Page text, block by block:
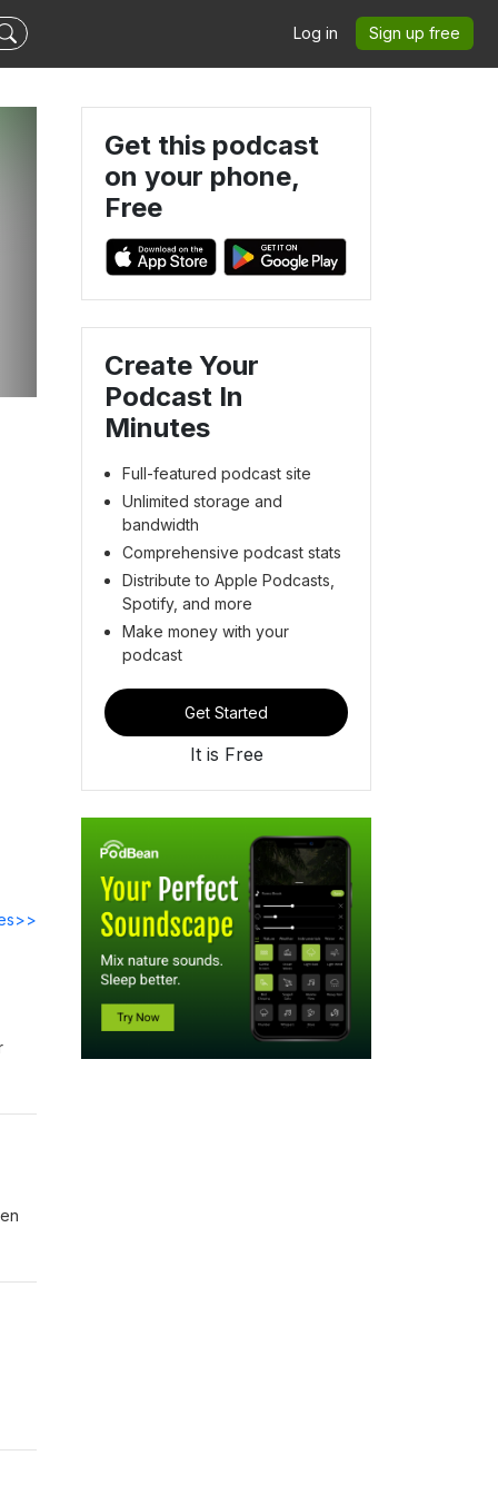
Log in Sign up free
Get this podcast
on your phone,
Free
Create Your
Podcast In
Minutes
Full-featured podcast site
Unlimited storage and
bandwidth
Comprehensive podcast stats
Distribute to Apple Podcasts,
Spotify, and more
Make money with your
podcast
Get Started
It is Free